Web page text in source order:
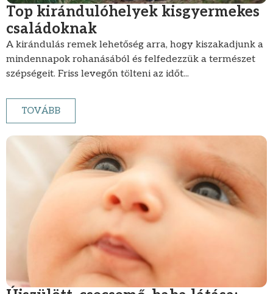
Top kirándulóhelyek kisgyermekes
családoknak
A kirándulás remek lehetőség arra, hogy kiszakadjunk a
mindennapok rohanásából és felfedezzük a természet
szépségeit. Friss levegőn tölteni az időt...
TOVÁBB